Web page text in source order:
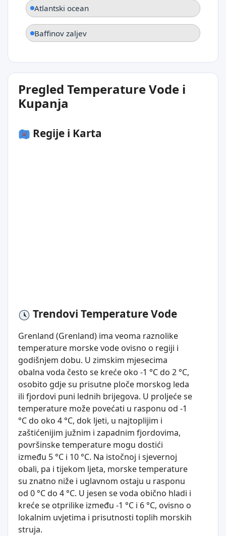
Atlantski ocean
Baffinov zaljev
Pregled Temperature Vode i
Kupanja
Regije i Karta
Trendovi Temperature Vode
Grenland (Grenland) ima veoma raznolike
temperature morske vode ovisno o regiji i
godišnjem dobu. U zimskim mjesecima
obalna voda često se kreće oko -1 °C do 2 °C,
osobito gdje su prisutne ploče morskog leda
ili fjordovi puni lednih brijegova. U proljeće se
temperature može povećati u rasponu od -1
°C do oko 4 °C, dok ljeti, u najtoplijim i
zaštićenijim južnim i zapadnim fjordovima,
površinske temperature mogu dostići
između 5 °C i 10 °C. Na istočnoj i sjevernoj
obali, pa i tijekom ljeta, morske temperature
su znatno niže i uglavnom ostaju u rasponu
od 0 °C do 4 °C. U jesen se voda obično hladi i
kreće se otprilike između -1 °C i 6 °C, ovisno o
lokalnim uvjetima i prisutnosti toplih morskih
struja.